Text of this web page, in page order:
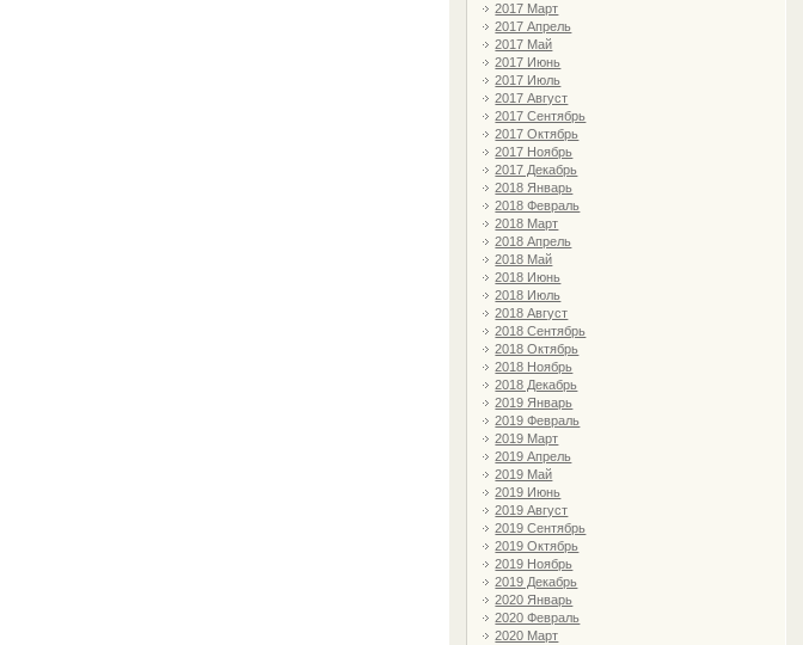
2017 Март
2017 Апрель
2017 Май
2017 Июнь
2017 Июль
2017 Август
2017 Сентябрь
2017 Октябрь
2017 Ноябрь
2017 Декабрь
2018 Январь
2018 Февраль
2018 Март
2018 Апрель
2018 Май
2018 Июнь
2018 Июль
2018 Август
2018 Сентябрь
2018 Октябрь
2018 Ноябрь
2018 Декабрь
2019 Январь
2019 Февраль
2019 Март
2019 Апрель
2019 Май
2019 Июнь
2019 Август
2019 Сентябрь
2019 Октябрь
2019 Ноябрь
2019 Декабрь
2020 Январь
2020 Февраль
2020 Март